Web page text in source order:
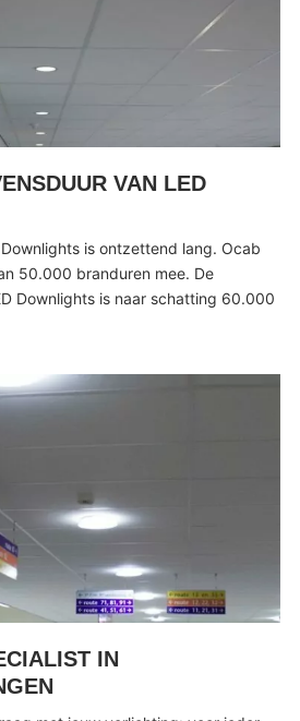
VAN LED
is ontzettend lang. Ocab
50.000 branduren mee. De
Downlights is naar schatting 60.000
IN